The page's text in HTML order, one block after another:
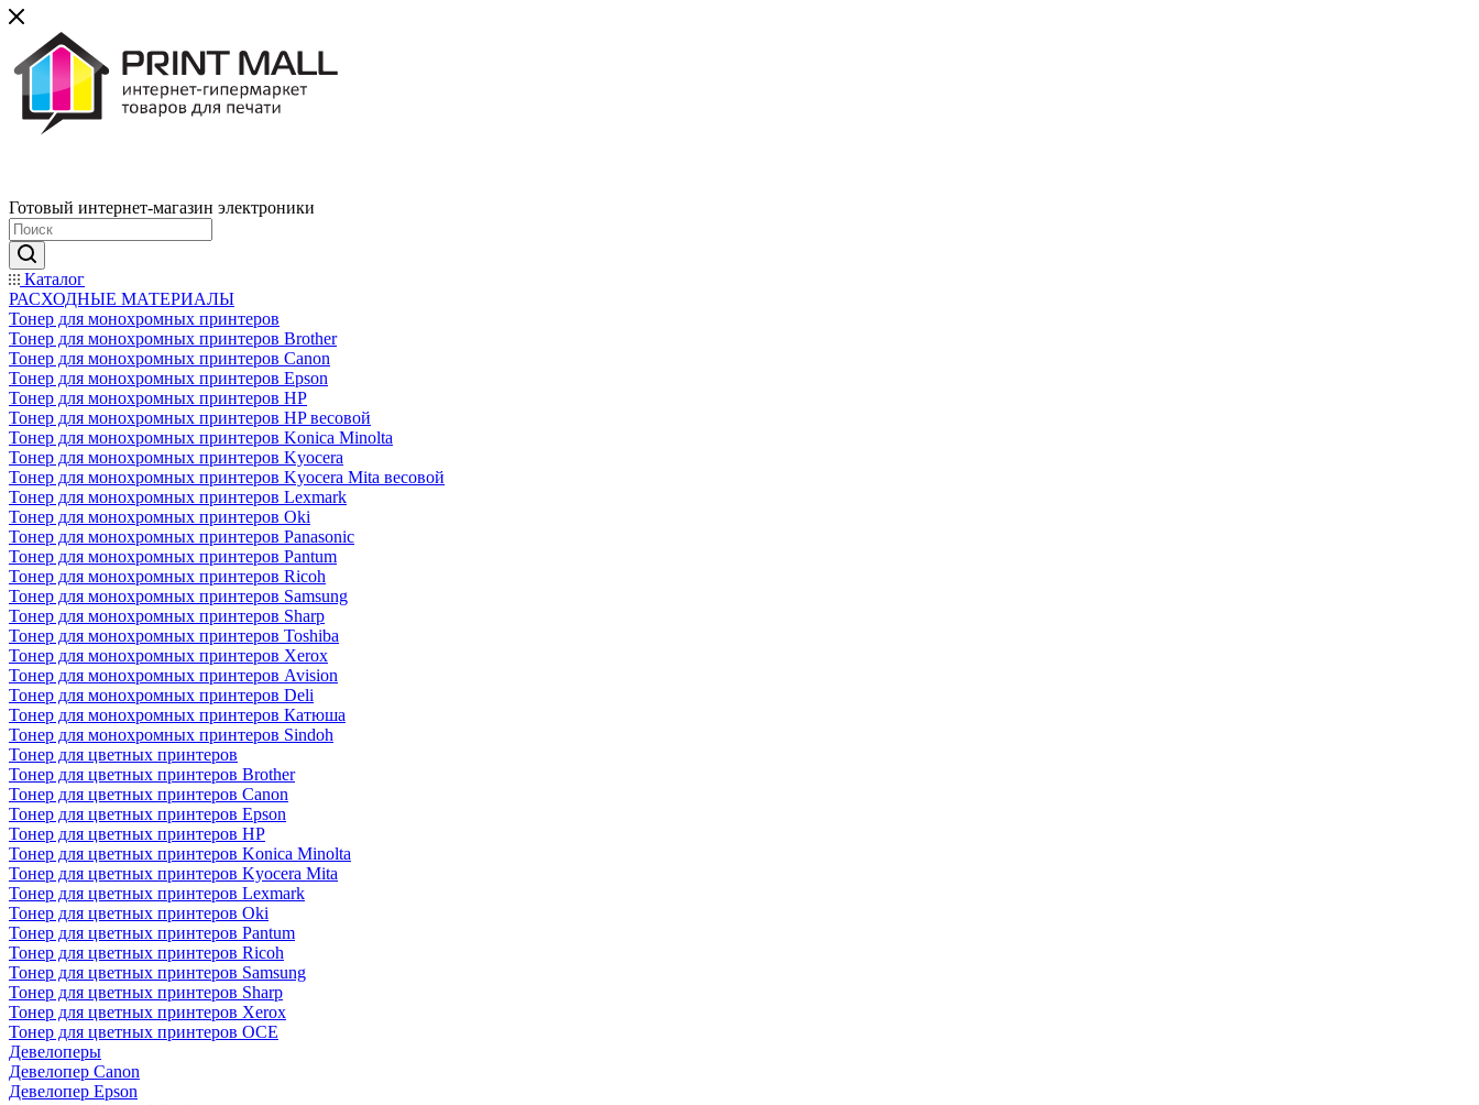
Готовый интернет-магазин электроники
Каталог
РАСХОДНЫЕ МАТЕРИАЛЫ
Тонер для монохромных принтеров
Тонер для монохромных принтеров Brother
Тонер для монохромных принтеров Canon
Тонер для монохромных принтеров Epson
Тонер для монохромных принтеров HP
Тонер для монохромных принтеров HP весовой
Тонер для монохромных принтеров Konica Minolta
Тонер для монохромных принтеров Kyocera
Тонер для монохромных принтеров Kyocera Mita весовой
Тонер для монохромных принтеров Lexmark
Тонер для монохромных принтеров Oki
Тонер для монохромных принтеров Panasonic
Тонер для монохромных принтеров Pantum
Тонер для монохромных принтеров Ricoh
Тонер для монохромных принтеров Samsung
Тонер для монохромных принтеров Sharp
Тонер для монохромных принтеров Toshiba
Тонер для монохромных принтеров Xerox
Тонер для монохромных принтеров Avision
Тонер для монохромных принтеров Deli
Тонер для монохромных принтеров Катюша
Тонер для монохромных принтеров Sindoh
Тонер для цветных принтеров
Тонер для цветных принтеров Brother
Тонер для цветных принтеров Canon
Тонер для цветных принтеров Epson
Тонер для цветных принтеров HP
Тонер для цветных принтеров Konica Minolta
Тонер для цветных принтеров Kyocera Mita
Тонер для цветных принтеров Lexmark
Тонер для цветных принтеров Oki
Тонер для цветных принтеров Pantum
Тонер для цветных принтеров Ricoh
Тонер для цветных принтеров Samsung
Тонер для цветных принтеров Sharp
Тонер для цветных принтеров Xerox
Тонер для цветных принтеров OCE
Девелоперы
Девелопер Canon
Девелопер Epson